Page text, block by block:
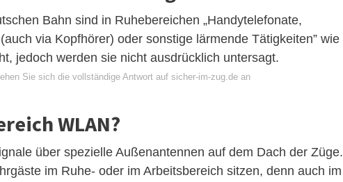
Bahn sind in Ruhebereichen „Handytelefonate,
via Kopfhörer) oder sonstige lärmende Tätigkeiten” wie
jedoch werden sie nicht ausdrücklich untersagt.
Sie sich die vollständige Antwort auf sicher-im-zug.de an
WLAN?
über spezielle Außenantennen auf dem Dach der Züge.
im Ruhe- oder im Arbeitsbereich sitzen, denn auch im